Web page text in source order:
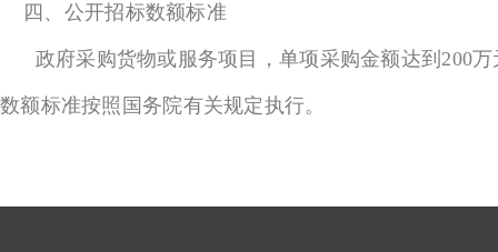
四、公开招标数额标准
政府采购货物或服务项目，单项采购金额达到200万
数额标准按照国务院有关规定执行。